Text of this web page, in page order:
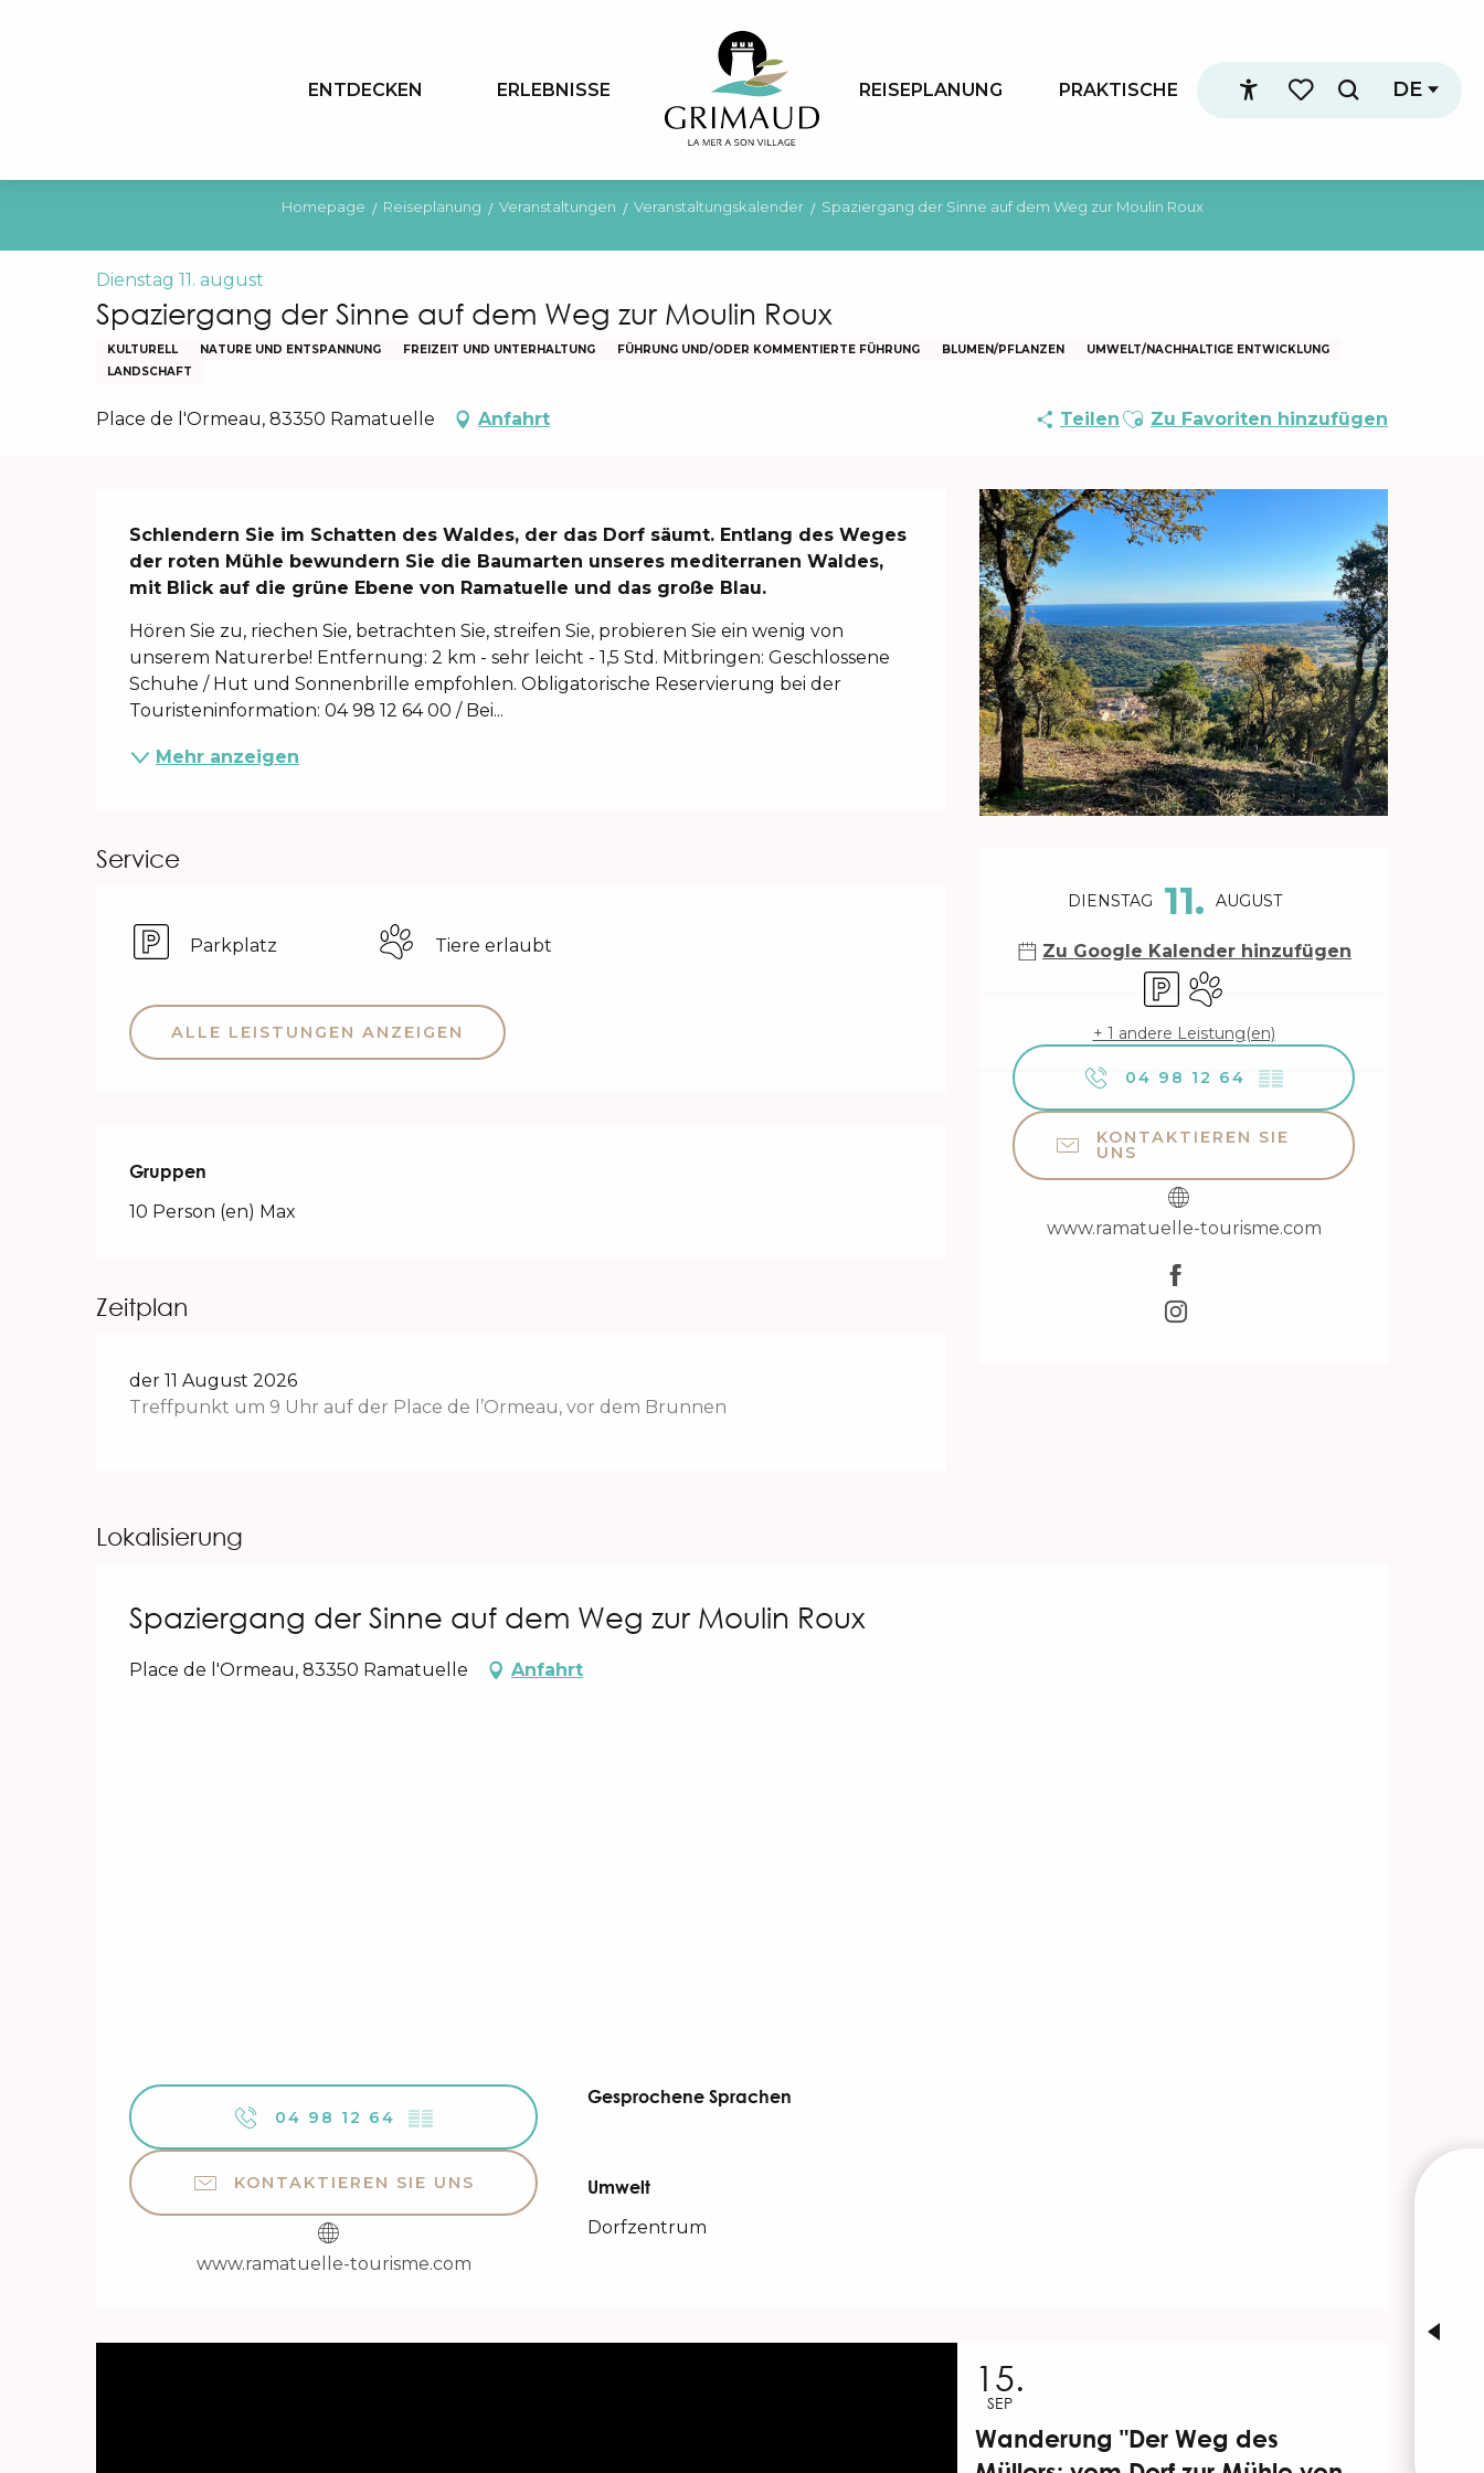
Accessibilité
Voir les favoris
Suche
DE
ENTDECKEN ERLEBNISSE REISEPLANUNG PRAKTISCHE
Homepage Reiseplanung Veranstaltungen Veranstaltungskalender Spaziergang der Sinne auf dem Weg zur Moulin Roux
Dienstag 11. august
Spaziergang der Sinne auf dem Weg zur Moulin Roux
KULTURELL NATURE UND ENTSPANNUNG FREIZEIT UND UNTERHALTUNG FÜHRUNG UND/ODER KOMMENTIERTE FÜHRUNG BLUMEN/PFLANZEN
UMWELT/NACHHALTIGE ENTWICKLUNG
LANDSCHAFT
Place de l'Ormeau, 83350 Ramatuelle Anfahrt Teilen Ajouter aux favoris
Zu Favoriten hinzufügen
Öffnungszeiten &
DIENSTAG 11. AUGUST
Zu Google Kalender hinzufügen
ParkplatzTiere erlaubt
+ 1 andere Leistung(en)
04 98 12 64 ▒▒
KONTAKTIEREN SIE
UNS
www.ramatuelle-tourisme.com
Beschreibung
Schlendern Sie im Schatten des Waldes, der das Dorf säumt. Entlang des Weges
der roten Mühle bewundern Sie die Baumarten unseres mediterranen Waldes,
mit Blick auf die grüne Ebene von Ramatuelle und das große Blau.
Hören Sie zu, riechen Sie, betrachten Sie, streifen Sie, probieren Sie ein wenig von
unserem Naturerbe! Entfernung: 2 km - sehr leicht - 1,5 Std. Mitbringen: Geschlossene
Schuhe / Hut und Sonnenbrille empfohlen. Obligatorische Reservierung bei der
Touristeninformation: 04 98 12 64 00 / Bei...
Mehr anzeigen
Service
Parkplatz Tiere erlaubt
ALLE LEISTUNGEN ANZEIGEN
Gruppen
Gruppen
10 Person (en) Max
Zeitplan
der 11 August 2026
Treffpunkt um 9 Uhr auf der Place de l’Ormeau, vor dem Brunnen
Lokalisierung
Spaziergang der Sinne auf dem Weg zur Moulin Roux
Place de l'Ormeau, 83350 Ramatuelle Anfahrt
04 98 12 64 ▒▒
KONTAKTIEREN SIE UNS
www.ramatuelle-tourisme.com
Gesprochene Sprachen
Gesprochene Sprachen
Umwelt
Umwelt
Dorfzentrum
15.
SEP
Wanderung "Der Weg des